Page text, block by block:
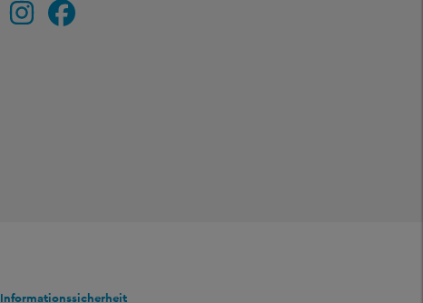
Informationssicherheit